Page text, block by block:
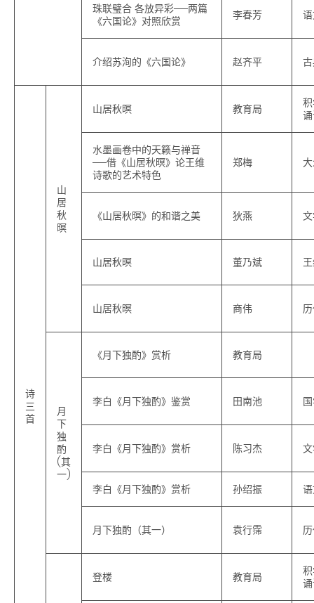
珠联璧合 各放异彩──两篇
《六国论》对照欣赏
李春芳
介绍苏洵的《六国论》 赵齐平
诗
三
首
山
居
秋
暝
山居秋暝 教育局
水墨画卷中的天籁与禅音
──借《山居秋暝》论王维
诗歌的艺术特色
郑梅
《山居秋暝》的和谐之美 狄燕
山居秋暝 董乃斌
山居秋暝 商伟
月
下
独
酌
(其
一)
《月下独酌》赏析 教育局
李白《月下独酌》鉴赏 田南池
李白《月下独酌》赏析 陈习杰
李白《月下独酌》赏析 孙绍振
月下独酌（其一） 袁行霈
登楼 教育局